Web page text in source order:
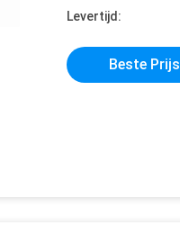
Levertijd:
Beste Prijs